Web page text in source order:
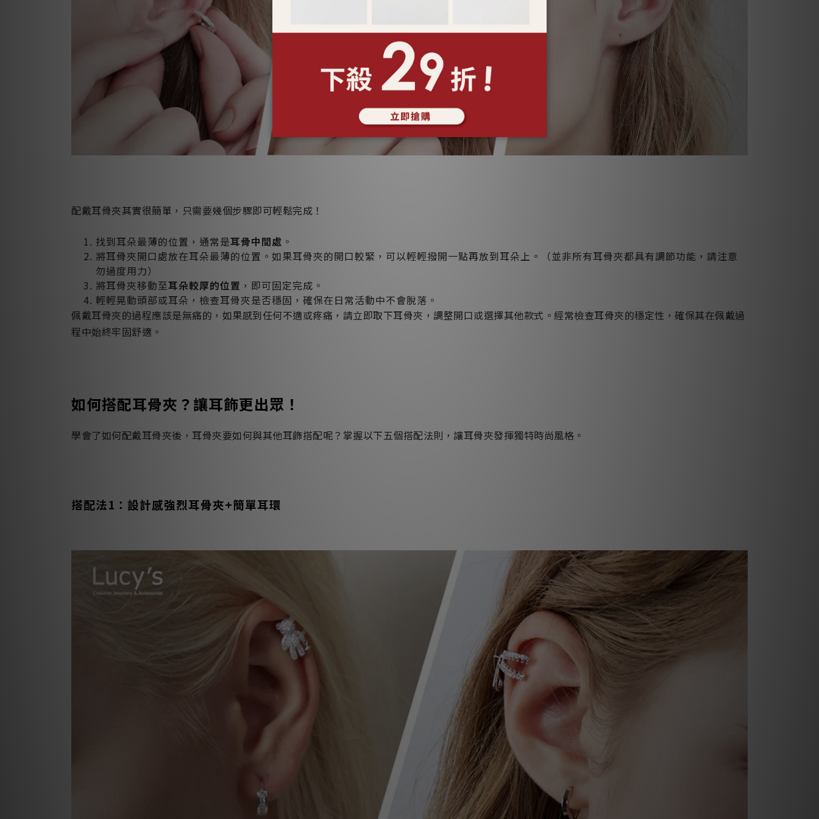
配戴耳骨夾其實很簡單，只需要幾個步驟即可輕鬆完成！
找到耳朵最薄的位置，通常是耳骨中間處 。
將耳骨夾開口處放在耳朵最薄的位置。如果耳骨夾的開口較緊，可以輕輕撥開一點再放到耳朵上。（並非所有耳骨夾都具有調節功能，請注意
勿過度用力）
將耳骨夾移動至耳朵較厚的位置 ，即可固定完成。
輕輕晃動頭部或耳朵，檢查耳骨夾是否穩固，確保在日常活動中不會脫落。
佩戴耳骨夾的過程應該是無痛的，如果感到任何不適或疼痛，請立即取下耳骨夾，調整開口或選擇其他款式。經常檢查耳骨夾的穩定性，確保其在佩戴過
程中始終牢固舒適。
如何搭配耳骨夾？讓耳飾更出眾！
學會了如何配戴耳骨夾後，耳骨夾要如何與其他耳飾搭配呢？掌握以下五個搭配法則，讓耳骨夾發揮獨特時尚風格。
搭配法1：設計感強烈耳骨夾+簡單耳環